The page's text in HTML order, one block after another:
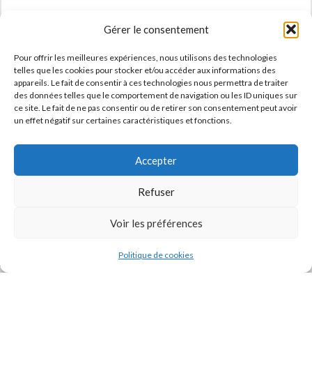
Gérer le consentement
Pour offrir les meilleures expériences, nous utilisons des technologies
telles que les cookies pour stocker et/ou accéder aux informations des
appareils. Le fait de consentir à ces technologies nous permettra de traiter
des données telles que le comportement de navigation ou les ID uniques sur
ce site. Le fait de ne pas consentir ou de retirer son consentement peut avoir
un effet négatif sur certaines caractéristiques et fonctions.
Accepter
Refuser
Voir les préférences
Politique de cookies